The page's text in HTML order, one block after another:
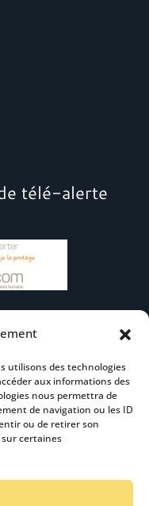
utilisons des technologies
aux informations des
nous permettra de
de navigation ou les ID
ou de retirer son
certaines
télé-alerte